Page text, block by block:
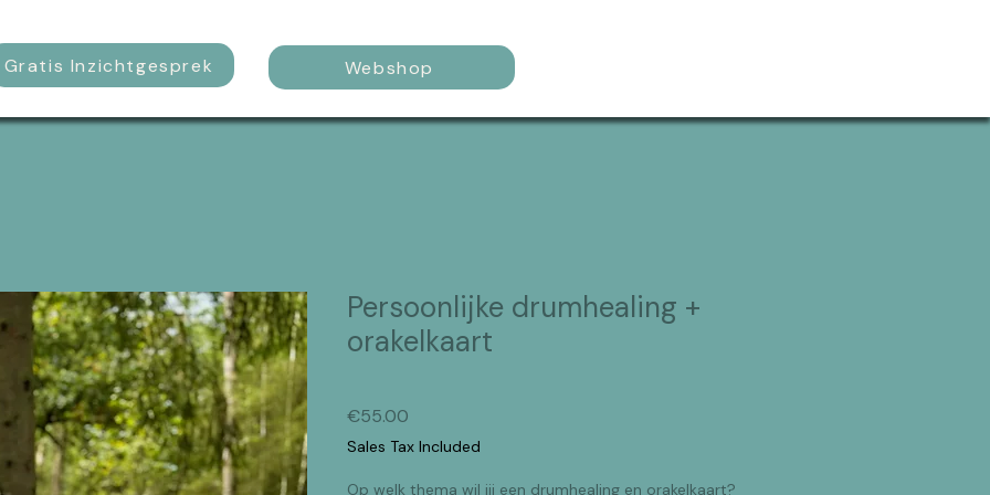
Gratis Inzichtgesprek Webshop
Persoonlijke drumhealing +
orakelkaart
€55.00
Sales Tax Included
Op welk thema wil jij een drumhealing en orakelkaart?